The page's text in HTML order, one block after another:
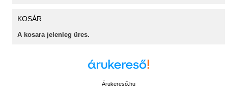
KOSÁR
A kosara jelenleg üres.
Árukereső.hu